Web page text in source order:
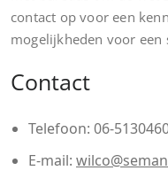
contact op voor een
mogelijkheden voor
Contact
Telefoon: 06-
E-mail: